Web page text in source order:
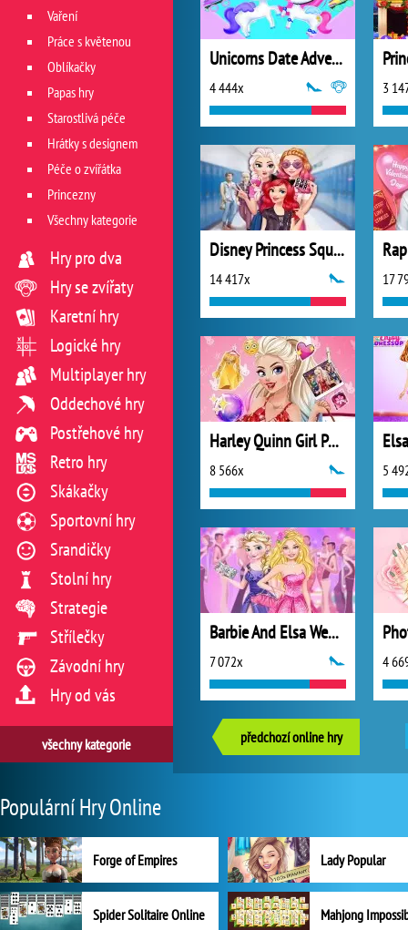
Unicorns Date Adventure
4 444x 3
Disney Princess Squad
14 417x 17
Harley Quinn Girl Power
8 566x 5
Barbie And Elsa Wedding Crashers
7 072x 4
předchozí online hry
Vaření
Práce s květenou
Oblíkačky
Papas hry
Starostlivá péče
Hrátky s designem
Péče o zvířátka
Princezny
Všechny kategorie
Hry pro dva
Hry se zvířaty
Karetní hry
Logické hry
Multiplayer hry
Oddechové hry
Postřehové hry
Retro hry
Skákačky
Sportovní hry
Srandičky
Stolní hry
Strategie
Střílečky
Závodní hry
Hry od vás
všechny kategorie
Populární Hry Online
Forge of Empires Lady Popular
Spider Solitaire Online Mahjong